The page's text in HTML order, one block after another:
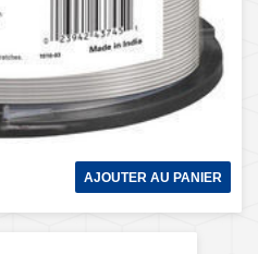
AJOUTER AU PANIER